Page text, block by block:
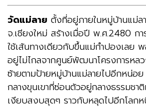
วัดแม่ลาย ตั้งที่อยู่ภายในหมู่บ้านแม่
จ.เชียงใหม่ สร้างเมื่อปี พ.ศ.2480 กา
ใช้เส้นทางเดียวกับขึ้นแม่กำปองเลย
อยู่ไม่ไกลจากศูนย์พัฒนาโครงการหล
ซ้ายตามป้ายหมู่บ้านแม่ลายไปอีกหน่อ
กลางขุนเขาที่ซ่อนตัวอยู่กลางธรรมชา
เงียบสงบสุดๆ ราวกับหลุดไปอีกโลกห